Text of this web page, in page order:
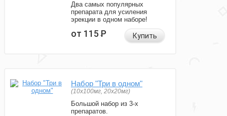
Два самых популярных
препарата для усиления
эрекции в одном наборе!
от 115Р Купить
Набор "Три в одном"
(10x100мг, 20x20мг)
Большой набор из 3-х
препаратов.